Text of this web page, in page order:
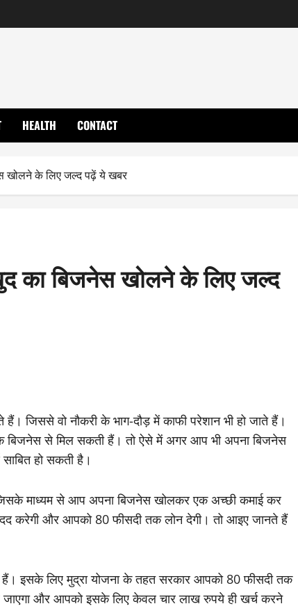
HEALTH CONTACT
खोलने के लिए जल्द पढ़ें ये खबर
का बिजनेस खोलने के लिए जल्द
जिससे वो नौकरी के भाग-दौड़ में काफी परेशान भी हो जाते हैं।
बिजनेस से मिल सकती हैं। तो ऐसे में अगर आप भी अपना बिजनेस
हो सकती है।
माध्यम से आप अपना बिजनेस खोलकर एक अच्छी कमाई कर
करेगी और आपको 80 फीसदी तक लोन देगी। तो आइए जानते हैं
इसके लिए मुद्रा योजना के तहत सरकार आपको 80 फीसदी तक
जाएगा और आपको इसके लिए केवल चार लाख रुपये ही खर्च करने